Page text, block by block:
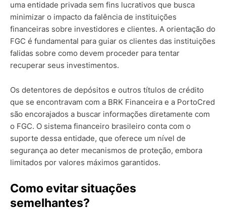
uma entidade privada sem fins lucrativos que busca
minimizar o impacto da falência de instituições
financeiras sobre investidores e clientes. A orientação do
FGC é fundamental para guiar os clientes das instituições
falidas sobre como devem proceder para tentar
recuperar seus investimentos.
Os detentores de depósitos e outros títulos de crédito
que se encontravam com a BRK Financeira e a PortoCred
são encorajados a buscar informações diretamente com
o FGC. O sistema financeiro brasileiro conta com o
suporte dessa entidade, que oferece um nível de
segurança ao deter mecanismos de proteção, embora
limitados por valores máximos garantidos.
Como evitar situações
semelhantes?